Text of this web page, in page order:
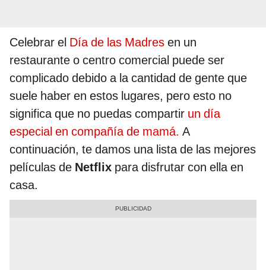
Celebrar el Día de las Madres en un
restaurante o centro comercial puede ser
complicado debido a la cantidad de gente que
suele haber en estos lugares, pero esto no
significa que no puedas compartir un día
especial en compañía de mamá. A
continuación, te damos una lista de las mejores
películas de Netflix para disfrutar con ella en
casa.